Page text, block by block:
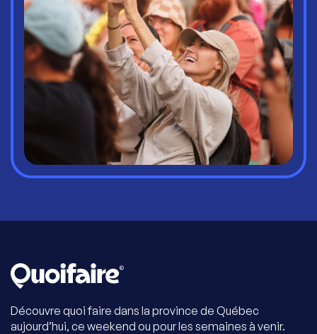
Découvre quoi faire dans la province de Québec
aujourd’hui, ce weekend ou pour les semaines à venir.